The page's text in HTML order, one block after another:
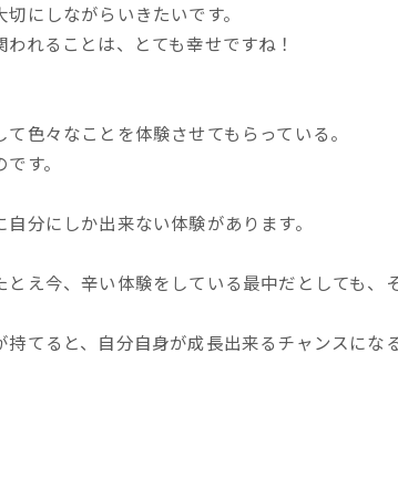
にしながらいきたいです。
れることは、とても幸せですね！
色々なことを体験させてもらっている。
す。
分にしか出来ない体験があります。
とえ今、辛い体験をしている最中だとしても、
持てると、自分自身が成長出来るチャンスにな